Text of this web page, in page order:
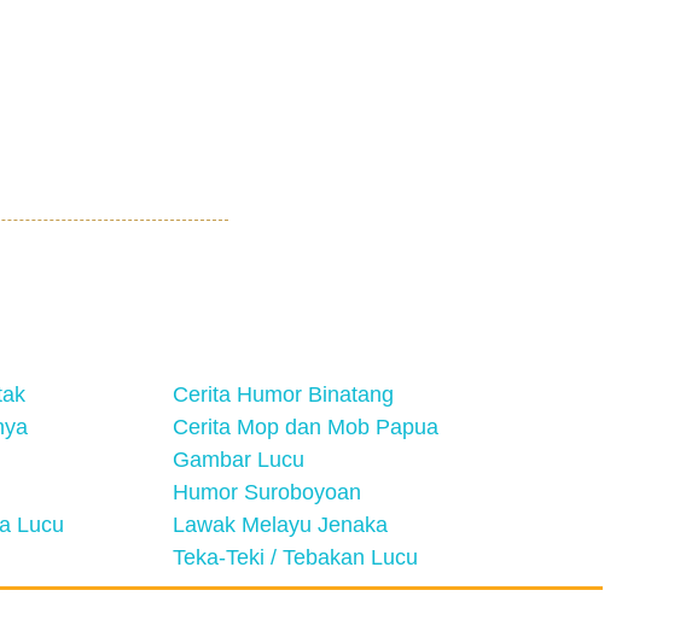
Cerita Humor Binatang
Cerita Mop dan Mob Papua
Gambar Lucu
Humor Suroboyoan
Lucu
Lawak Melayu Jenaka
Teka-Teki / Tebakan Lucu